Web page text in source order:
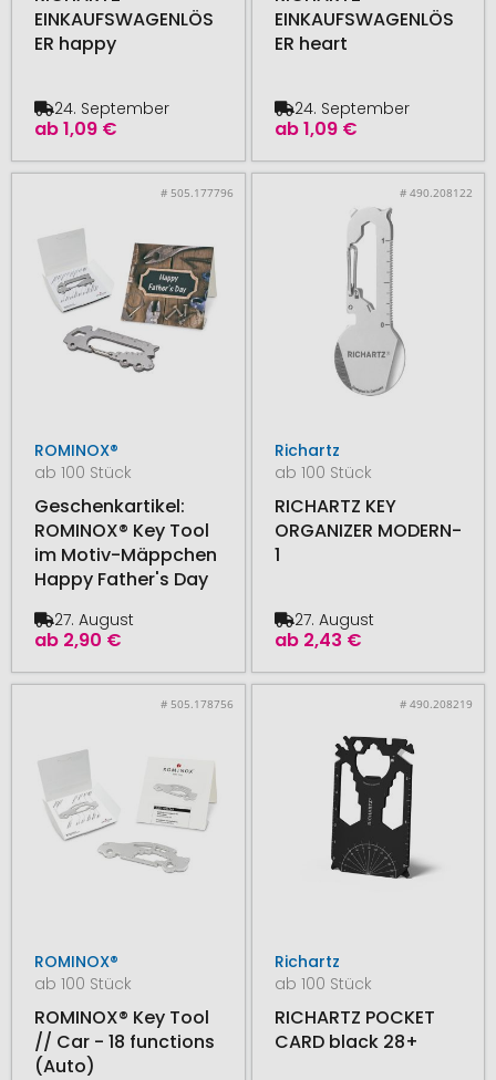
EINKAUFSWAGENLÖS
ER happy
ab1,09 €
24. September
EINKAUFSWAGENLÖS
ER heart
ab1,09 €
24. September
# 505.177796
ROMINOX®
ab 100 Stück
Geschenkartikel:
ROMINOX® Key Tool
im Motiv-Mäppchen
Happy Father's Day
ab 2,90 €
27. August
# 490.208122
Richartz
ab 100 Stück
RICHARTZ KEY
ORGANIZER MODERN-
1
ab 2,43 €
27. August
# 505.178756
ROMINOX®
ab 100 Stück
ROMINOX® Key Tool
// Car - 18 functions
(Auto)
# 490.208219
Richartz
ab 100 Stück
RICHARTZ POCKET
CARD black 28+